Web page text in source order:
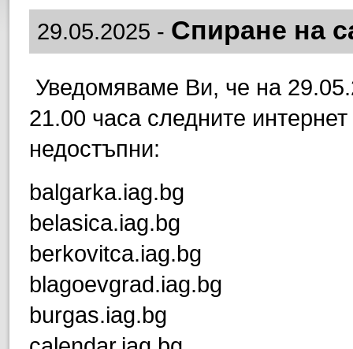
29.05.2025 - Спиране на
Уведомяваме Ви, че на
21.00 часа следните
недостъпни:
balgarka.iag.bg
belasica.iag.bg
berkovitca.iag.bg
blagoevgrad.iag.bg
burgas.iag.bg